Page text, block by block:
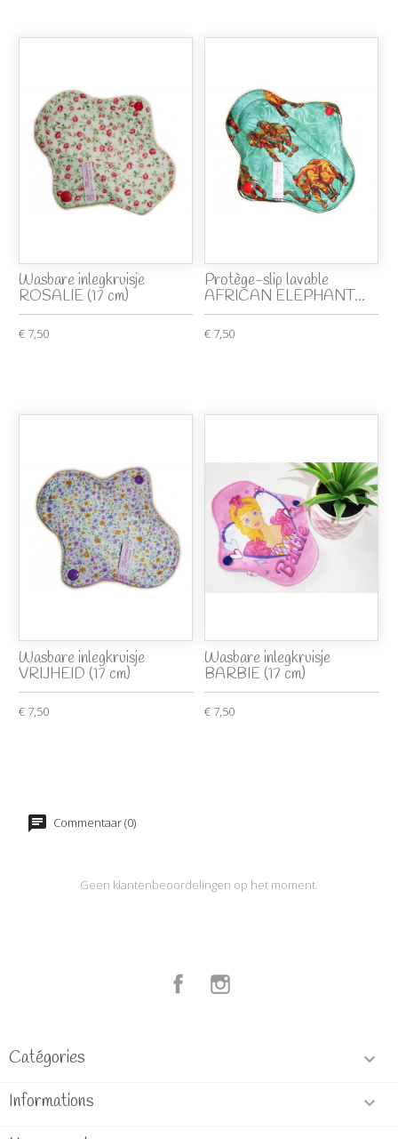
Wasbare inlegkruisje
ROSALIE (17 cm)
€ 7,50
Protège-slip lavable
AFRICAN ELEPHANT...
€ 7,50
Wasbare inlegkruisje
VRIJHEID (17 cm)
€ 7,50
Wasbare inlegkruisje
BARBIE (17 cm)
€ 7,50
Commentaar (0)
Geen klantenbeoordelingen op het moment.
Facebook
Catégories 
Informations 